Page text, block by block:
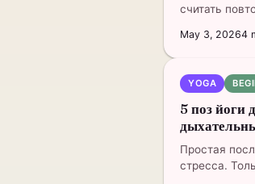
считать
May 3, 20264
YOGA
5 поз йоги
Простая
стресса.